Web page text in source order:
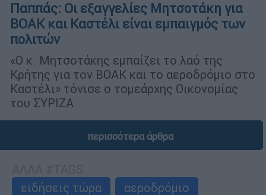
Παππάς: Oι εξαγγελίες Μητσοτάκη για
ΒΟΑΚ και Καστέλι είναι εμπαιγμός των
πολιτών
«Ο κ. Μητσοτάκης εμπαίζει το λαό της
Κρήτης για τον ΒΟΑΚ και το αεροδρόμιο στο
Καστέλι» τόνισε ο τομεάρχης Οικονομίας
του ΣΥΡΙΖΑ
περισσότερα άρθρα
ειδήσεις τώρα
αεροδρόμιο